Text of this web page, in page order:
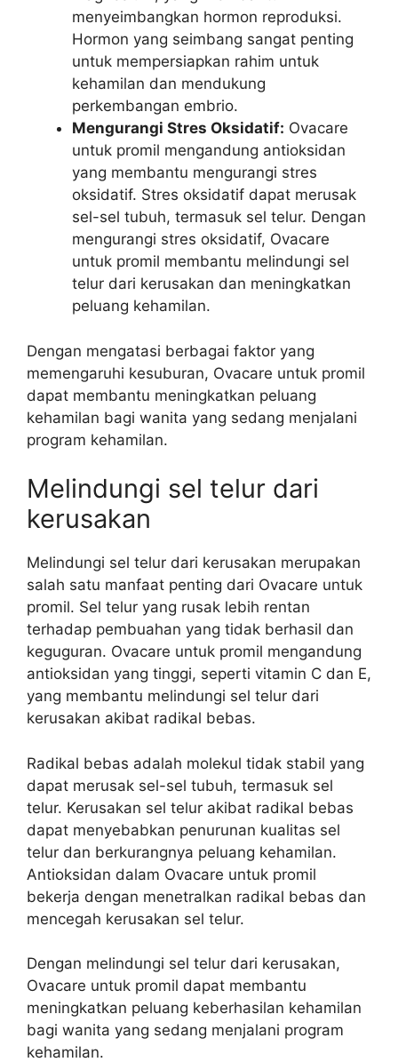
menyeimbangkan hormon reproduksi.
Hormon yang seimbang sangat penting
untuk mempersiapkan rahim untuk
kehamilan dan mendukung
perkembangan embrio.
Mengurangi Stres Oksidatif: Ovacare
untuk promil mengandung antioksidan
yang membantu mengurangi stres
oksidatif. Stres oksidatif dapat merusak
sel-sel tubuh, termasuk sel telur. Dengan
mengurangi stres oksidatif, Ovacare
untuk promil membantu melindungi sel
telur dari kerusakan dan meningkatkan
peluang kehamilan.
Dengan mengatasi berbagai faktor yang
memengaruhi kesuburan, Ovacare untuk promil
dapat membantu meningkatkan peluang
kehamilan bagi wanita yang sedang menjalani
program kehamilan.
Melindungi sel telur dari
kerusakan
Melindungi sel telur dari kerusakan merupakan
salah satu manfaat penting dari Ovacare untuk
promil. Sel telur yang rusak lebih rentan
terhadap pembuahan yang tidak berhasil dan
keguguran. Ovacare untuk promil mengandung
antioksidan yang tinggi, seperti vitamin C dan E,
yang membantu melindungi sel telur dari
kerusakan akibat radikal bebas.
Radikal bebas adalah molekul tidak stabil yang
dapat merusak sel-sel tubuh, termasuk sel
telur. Kerusakan sel telur akibat radikal bebas
dapat menyebabkan penurunan kualitas sel
telur dan berkurangnya peluang kehamilan.
Antioksidan dalam Ovacare untuk promil
bekerja dengan menetralkan radikal bebas dan
mencegah kerusakan sel telur.
Dengan melindungi sel telur dari kerusakan,
Ovacare untuk promil dapat membantu
meningkatkan peluang keberhasilan kehamilan
bagi wanita yang sedang menjalani program
kehamilan.